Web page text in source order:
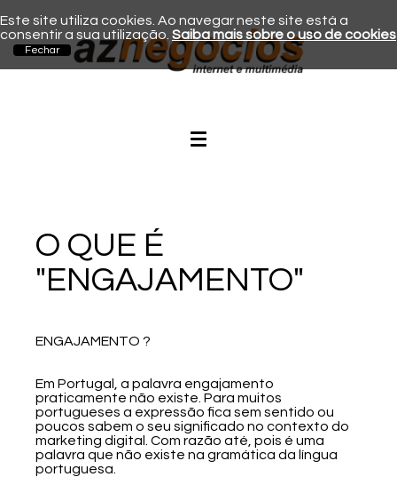
O QUE É
"ENGAJAMENTO"
ENGAJAMENTO ?
Em Portugal, a palavra engajamento
praticamente não existe. Para muitos
portugueses a expressão fica sem sentido ou
poucos sabem o seu significado no contexto do
marketing digital. Com razão até, pois é uma
palavra que não existe na gramática da língua
portuguesa.
Este site utiliza cookies. Ao navegar neste site está a
consentir a sua utilização. Saiba mais sobre o uso de cookies